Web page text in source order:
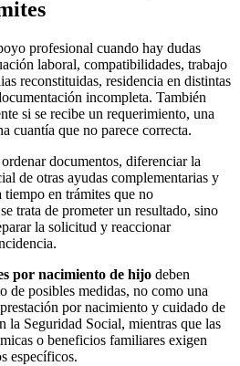
profesional cuando hay dudas
laboral, compatibilidades, trabajo
reconstituidas, residencia en distintas
incompleta. También
si se recibe un requerimiento, una
cuantía que no parece correcta.
documentos, diferenciar la
de otras ayudas complementarias y
en trámites que no
trata de prometer un resultado, sino
la solicitud y reaccionar
por nacimiento de hijo deben
de posibles medidas, no como una
por nacimiento y cuidado de
la Seguridad Social, mientras que las
o beneficios familiares exigen
específicos.